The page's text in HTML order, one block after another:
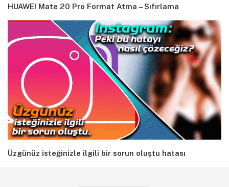
HUAWEI Mate 20 Pro Format Atma – Sıfırlama
Üzgünüz isteğinizle ilgili bir sorun oluştu hatası